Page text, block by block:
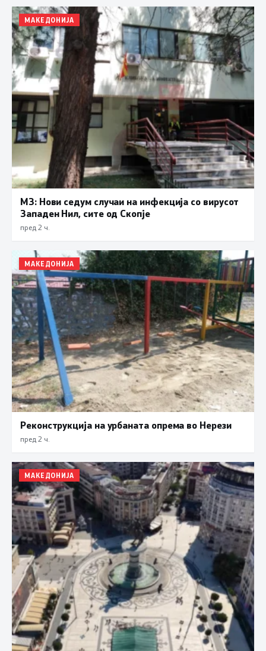
МАКЕДОНИЈА
МЗ: Нови седум случаи на инфекција со вирусот
Западен Нил, сите од Скопје
пред 2 ч.
МАКЕДОНИЈА
Реконструкција на урбаната опрема во Нерези
пред 2 ч.
МАКЕДОНИЈА